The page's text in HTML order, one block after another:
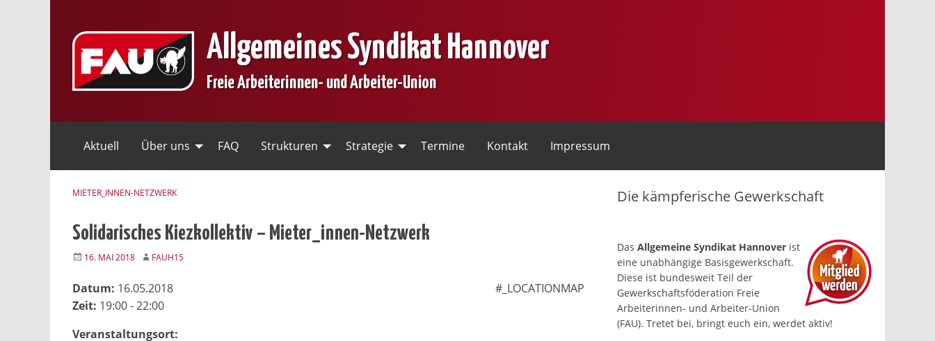
Allgemeines Syndikat Hannover
Freie Arbeiterinnen- und Arbeiter-Union
Aktuell Über uns FAQ Strukturen Strategie Termine Kontakt Impressum
MIETER_INNEN-NETZWERK
Solidarisches Kiezkollektiv – Mieter_innen-Netzwerk
16. MAI 2018 FAUH15
#_LOCATIONMAP
Datum: 16.05.2018
Zeit: 19:00 - 22:00
Veranstaltungsort:
Die kämpferische Gewerkschaft
Das Allgemeine Syndikat Hannover ist
eine un­abhängige Basis­gewerkschaft.
Diese ist bundesweit Teil der
Gewerkschafts­föderation Freie
Arbeiterinnen- und Arbeiter-Union
(FAU). Tretet bei, bringt euch ein, werdet aktiv!